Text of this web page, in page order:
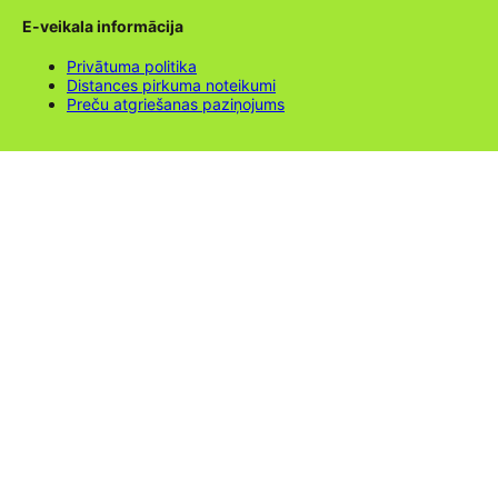
E-veikala informācija
Privātuma politika
Distances pirkuma noteikumi
Preču atgriešanas paziņojums